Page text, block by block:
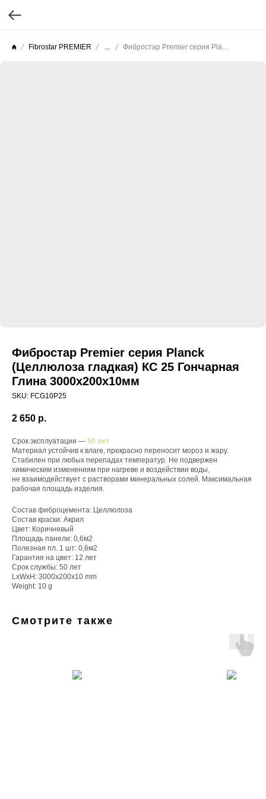
Fibrostar PREMIER ... Фибростар Premier серия Planck (Целлюлоза гладкая) КС 25 Гончарная Глина 3000х200х10мм
Фибростар Premier серия Planck
(Целлюлоза гладкая) КС 25 Гончарная
Глина 3000х200х10мм
SKU: FCG10P25
2 650 р.
Срок эксплуатации — 50 лет
Материал устойчив к влаге, прекрасно переносит мороз и жару.
Стабилен при любых перепадах температур. Не подвержен
химическим изменениям при нагреве и воздействии воды,
не взаимодействует с растворами минеральных солей. Максимальная
рабочая площадь изделия.
Состав фиброцемента: Целлюлоза
Состав краски: Акрил
Цвет: Коричневый
Площадь панели: 0,6м2
Полезная пл. 1 шт: 0,6м2
Гарантия на цвет: 12 лет
Срок службы: 50 лет
LxWxH: 3000x200x10 mm
Weight: 10 g
Смотрите также